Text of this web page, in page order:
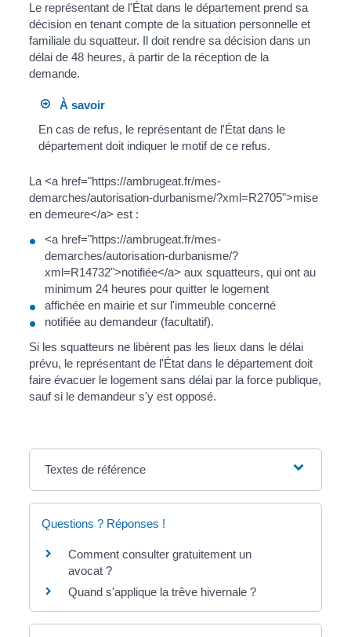
Le représentant de l'État dans le département prend sa
décision en tenant compte de la situation personnelle et
familiale du squatteur. Il doit rendre sa décision dans un
délai de 48 heures, à partir de la réception de la
demande.
À savoir
En cas de refus, le représentant de l'État dans le
département doit indiquer le motif de ce refus.
La <a href="https://ambrugeat.fr/mes-
demarches/autorisation-durbanisme/?xml=R2705">mise
en demeure</a> est :
<a href="https://ambrugeat.fr/mes-
demarches/autorisation-durbanisme/?
xml=R14732">notifiée</a> aux squatteurs, qui ont au
minimum 24 heures pour quitter le logement
affichée en mairie et sur l'immeuble concerné
notifiée au demandeur (facultatif).
Si les squatteurs ne libèrent pas les lieux dans le délai
prévu, le représentant de l'État dans le département doit
faire évacuer le logement sans délai par la force publique,
sauf si le demandeur s'y est opposé.
Textes de référence
Questions ? Réponses !
Comment consulter gratuitement un
avocat ?
Quand s'applique la trêve hivernale ?